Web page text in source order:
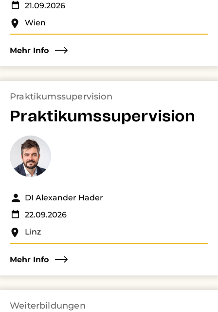
21.09.2026
Wien
Mehr Info
Praktikumssupervision
Praktikumssupervision
DI Alexander Hader
22.09.2026
Linz
Mehr Info
Weiterbildungen